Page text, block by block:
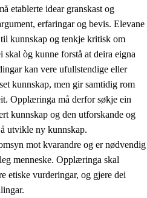
bevisstheit
og utforskartrong
miljøbevisstheit
etablerte idear granskast og
erfaringar og bevis. Elevane
kunnskap og tenkje kritisk om
òg kunne forstå at deira eigna
kan vere ufullstendige eller
kunnskap, men gir samtidig rom
Opplæringa må derfor søkje ein
kunnskap og den utforskande og
utvikle ny kunnskap.
mot kvarandre og er nødvendig
menneske. Opplæringa skal
etiske vurderingar, og gjere dei